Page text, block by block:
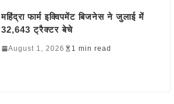
महिंद्रा फार्म इक्विपमेंट बिजनेस ने जुलाई में
32,643 ट्रैक्टर बेचे
August 1, 2026 1 min read